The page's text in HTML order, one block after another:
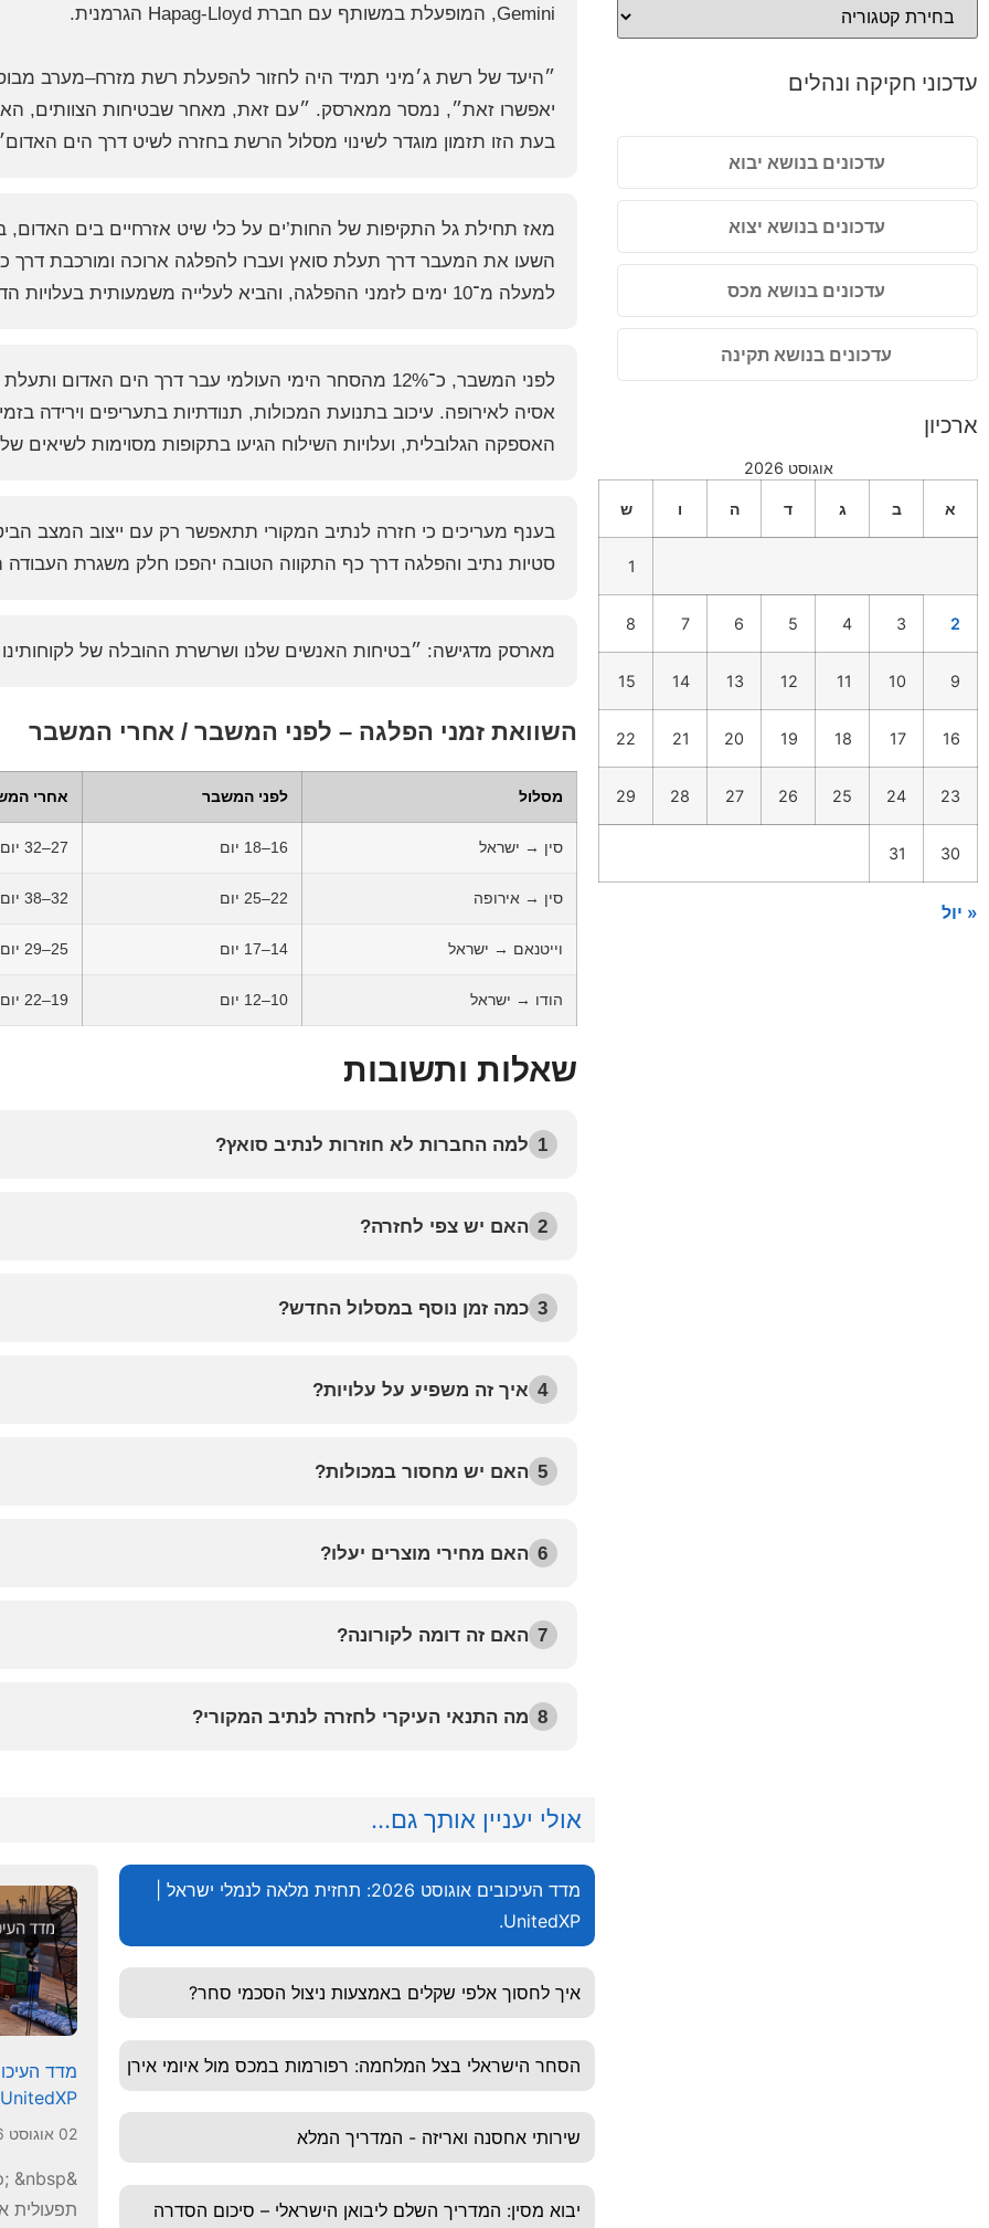
עדכוני חקיקה ונהלים
עדכונים בנושא יבוא
עדכונים בנושא יצוא
עדכונים בנושא מכס
עדכונים בנושא תקינה
ארכיון
אוגוסט 2026
א ב ג ד ה ו ש
1
2
3
4
5
6
7
8
9
10
11
12
13
14
15
16
17
18
19
20
21
22
23
24
25
26
27
28
29
30
31
« יול
Gemini, המופעלת במשותף עם חברת Hapag-Lloyd הגרמנית.
״היעד של רשת ג׳מיני תמיד היה לחזור להפעלת רשת מזרח–מערב
יאפשרו זאת״, נמסר ממארסק. ״עם זאת, מאחר שבטיחות הצוותים,
בעת הזו תזמון מוגדר לשינוי מסלול הרשת בחזרה לשיט דרך הים
השעו את המעבר דרך תעלת סואץ ועברו להפלגה ארוכה ומורכבת דרך
למעלה מ־10 ימים לזמני ההפלגה, והביא לעלייה משמעותית בעלויות הדלק והתפעול.
לפני המשבר, כ־12% מהסחר הימי העולמי עבר דרך הים
אסיה לאירופה. עיכוב בתנועת המכולות, תנודתיות בתעריפים וירידה
האספקה הגלובלית, ועלויות השילוח הגיעו בתקופות מסוימות לשיאים
בענף מעריכים כי חזרה לנתיב המקורי תתאפשר רק עם ייצוב המצב
סטיות נתיב והפלגה דרך כף התקווה הטובה יהפכו חלק משגרת העבודה
מארסק מדגישה: ״בטיחות האנשים שלנו ושרשרת ההובלה של
השוואת זמני הפלגה – לפני המשבר / אחרי המשבר
מסלול לפני המשבר אחרי
סין → ישראל 16–18 יום 27–32 יום
סין → אירופה 22–25 יום 32–38 יום
וייטנאם → ישראל 14–17 יום 25–29 יום
הודו → ישראל 10–12 יום 19–22 יום
שאלות ותשובות
1 למה החברות לא חוזרות לנתיב סואץ?
2 האם יש צפי לחזרה?
3 כמה זמן נוסף במסלול החדש?
4 איך זה משפיע על עלויות?
5 האם יש מחסור במכולות?
6 האם מחירי מוצרים יעלו?
7 האם זה דומה לקורונה?
8 מה התנאי העיקרי לחזרה לנתיב המקורי?
אולי יעניין אותך גם...
מדד העיכובים אוגוסט 2026: תחזית מלאה לנמלי ישראל |
UnitedXP.
איך לחסוך אלפי שקלים באמצעות ניצול הסכמי סחר?
הסחר הישראלי בצל המלחמה: רפורמות במכס מול איומי אירן
שירותי אחסנה ואריזה - המדריך המלא
יבוא מסין: המדריך השלם ליבואן הישראלי – סיכום הסדרה
UnitedXP.
02 אוגוסט 2026